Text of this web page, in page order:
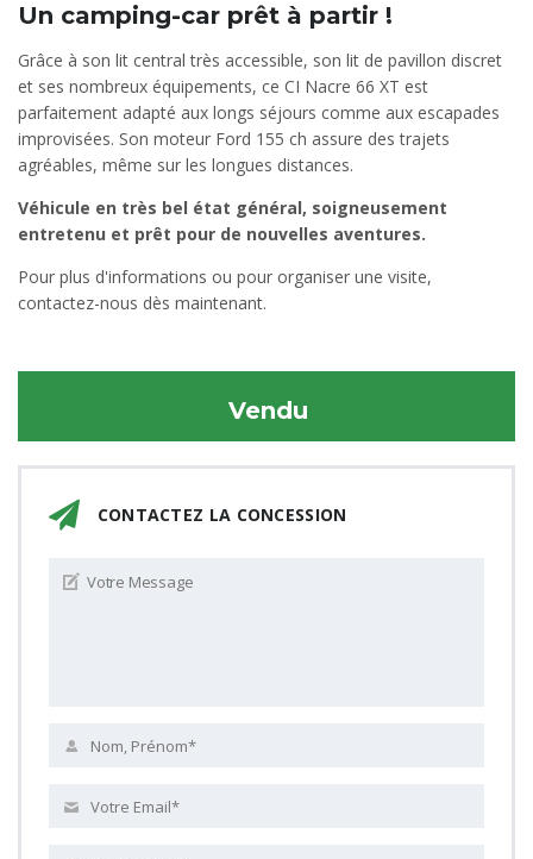
Un camping-car prêt à partir !
Grâce à son lit central très accessible, son lit de pavillon discret
et ses nombreux équipements, ce CI Nacre 66 XT est
parfaitement adapté aux longs séjours comme aux escapades
improvisées. Son moteur Ford 155 ch assure des trajets
agréables, même sur les longues distances.
Véhicule en très bel état général, soigneusement
entretenu et prêt pour de nouvelles aventures.
Pour plus d'informations ou pour organiser une visite,
contactez-nous dès maintenant.
Vendu
CONTACTEZ LA CONCESSION